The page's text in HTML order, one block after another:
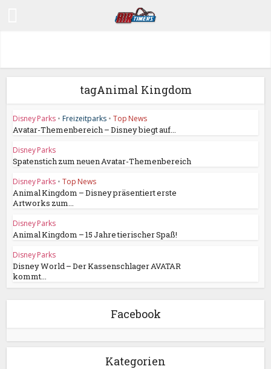
tagAnimal Kingdom
Disney Parks • Freizeitparks • Top News
Avatar-Themenbereich – Disney biegt auf...
Disney Parks
Spatenstich zum neuen Avatar-Themenbereich
Disney Parks • Top News
Animal Kingdom – Disney präsentiert erste
Artworks zum...
Disney Parks
Animal Kingdom – 15 Jahre tierischer Spaß!
Disney Parks
Disney World – Der Kassenschlager AVATAR
kommt...
Facebook
Kategorien